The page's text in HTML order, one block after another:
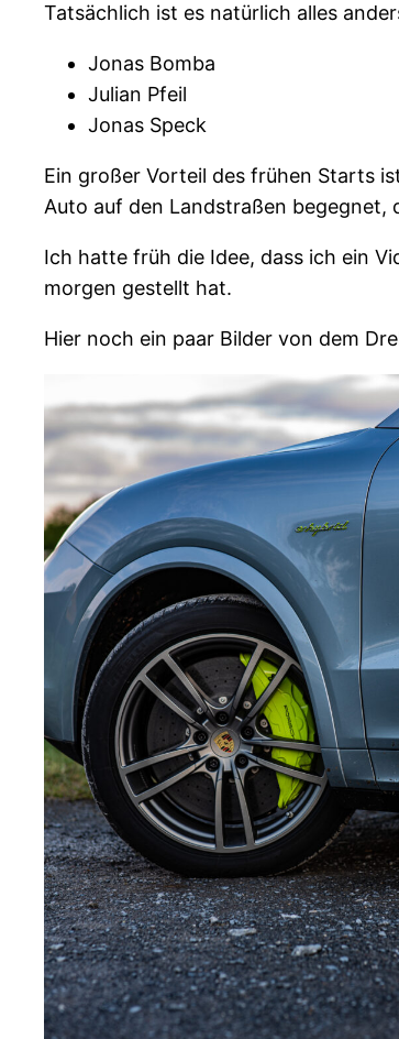
Tatsächlich ist es natürlich alles
Jonas Bomba
Julian Pfeil
Jonas Speck
Ein großer Vorteil des frühen Starts
Auto auf den Landstraßen begegnet,
Ich hatte früh die Idee, dass ich ein
morgen gestellt hat.
Hier noch ein paar Bilder von dem